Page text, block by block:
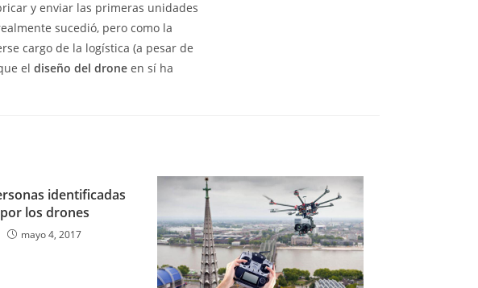
y enviar las primeras unidades
sucedió, pero como la
cargo de la logística (a pesar de
el diseño del drone en sí ha
identificadas
por los drones
mayo 4, 2017